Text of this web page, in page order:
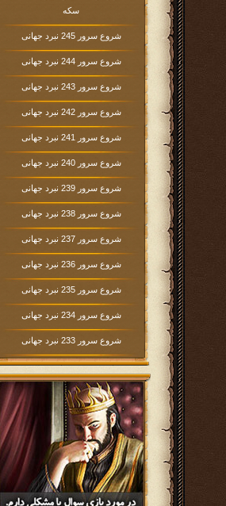
سکه
شروع سرور 245 نبرد جهانی
شروع سرور 244 نبرد جهانی
شروع سرور 243 نبرد جهانی
شروع سرور 242 نبرد جهانی
شروع سرور 241 نبرد جهانی
شروع سرور 240 نبرد جهانی
شروع سرور 239 نبرد جهانی
شروع سرور 238 نبرد جهانی
شروع سرور 237 نبرد جهانی
شروع سرور 236 نبرد جهانی
شروع سرور 235 نبرد جهانی
شروع سرور 234 نبرد جهانی
شروع سرور 233 نبرد جهانی